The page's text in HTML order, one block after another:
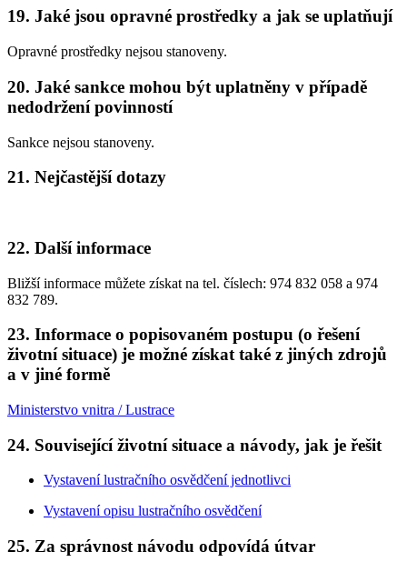
19. Jaké jsou opravné prostředky a jak se uplatňují
Opravné prostředky nejsou stanoveny.
20. Jaké sankce mohou být uplatněny v případě
nedodržení povinností
Sankce nejsou stanoveny.
21. Nejčastější dotazy
22. Další informace
Bližší informace můžete získat na tel. číslech: 974 832 058 a 974
832 789.
23. Informace o popisovaném postupu (o řešení
životní situace) je možné získat také z jiných zdrojů
a v jiné formě
Ministerstvo vnitra / Lustrace
24. Související životní situace a návody, jak je řešit
Vystavení lustračního osvědčení jednotlivci
Vystavení opisu lustračního osvědčení
25. Za správnost návodu odpovídá útvar